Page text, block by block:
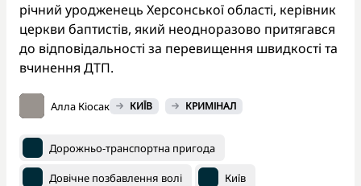
річний уродженець Херсонської області, керівник
церкви баптистів, який неодноразово притягався
до відповідальності за перевищення швидкості та
вчинення ДТП.
Алла Кіосак КИЇВ КРИМІНАЛ
Дорожньо-транспортна пригода
Довічне позбавлення волі Київ